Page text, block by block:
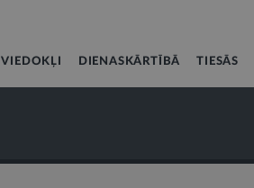
VIEDOKĻI DIENASKĀRTĪBĀ TIESĀS